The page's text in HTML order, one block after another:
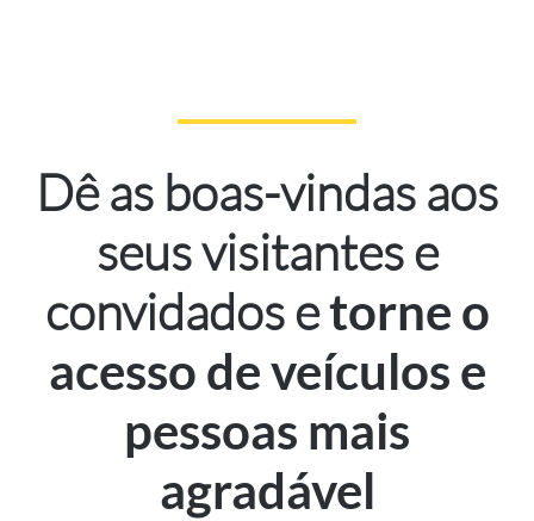
Dê as boas-vindas aos
seus visitantes e
convidados etorne o
acesso de veículos e
pessoas mais
agradável